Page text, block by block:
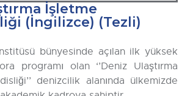
İşletme
(İngilizce) (Tezli)
bünyesinde açılan ilk yüksek
programı olan ‘’Deniz Ulaştırma
denizcilik alanında ülkemizde